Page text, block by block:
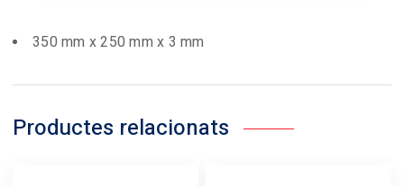
350 mm x 250 mm x 3 mm
Productes relacionats